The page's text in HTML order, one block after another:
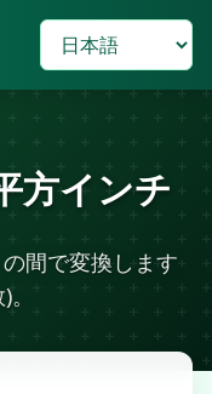
方インチ
間で変換します